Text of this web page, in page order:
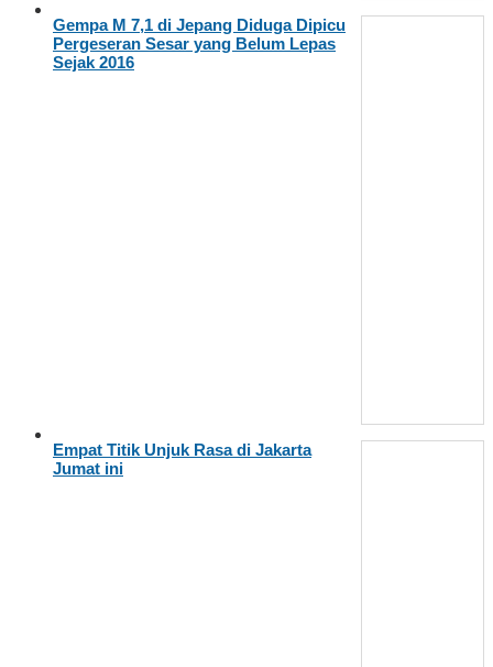
Gempa M 7,1 di Jepang Diduga Dipicu
Pergeseran Sesar yang Belum Lepas
Sejak 2016
Empat Titik Unjuk Rasa di Jakarta
Jumat ini